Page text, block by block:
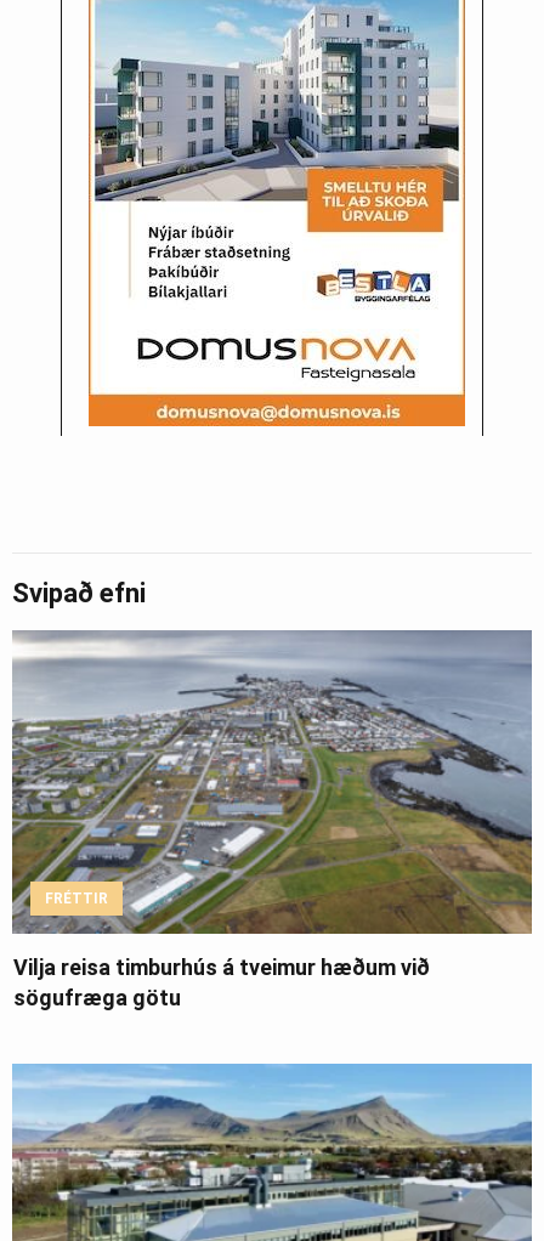
Svipað efni
FRÉTTIR
Vilja reisa timburhús á tveimur hæðum við
sögufræga götu